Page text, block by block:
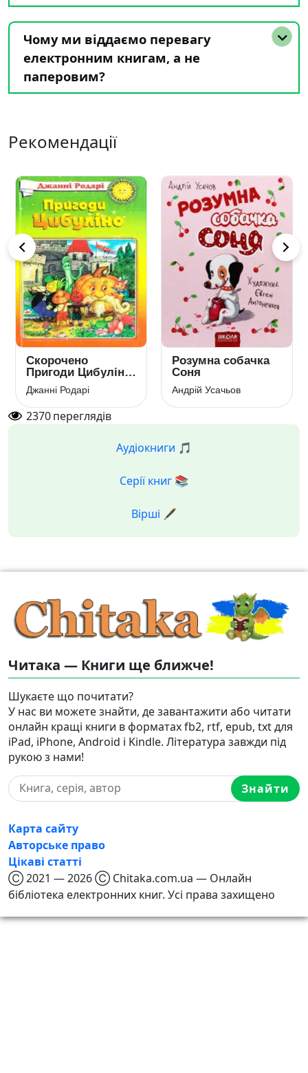
Чому ми віддаємо перевагу
електронним книгам, а не
паперовим?
Рекомендації
Цибуліно
Родарі
Розумна собачка
Соня
Андрій Усачьов
2370переглядів
Аудіокниги 🎵
Серії книг 📚
Вірші 🖋️
Читака — Книги ще ближче!
Шукаєте що почитати?
У нас ви можете знайти, де завантажити або читати
онлайн кращі книги в форматах fb2, rtf, epub, txt для
iPad, iPhone, Android і Kindle. Література завжди під
рукою з нами!
Знайти
Карта сайту
Авторське право
Цікаві статті
Ⓒ 2021 — 2026 Ⓒ Chitaka.com.ua — Онлайн
бібліотека електронних книг. Усі права захищено